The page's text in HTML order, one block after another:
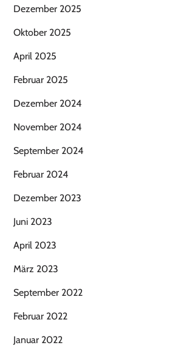
Dezember 2025
Oktober 2025
April 2025
Februar 2025
Dezember 2024
November 2024
September 2024
Februar 2024
Dezember 2023
Juni 2023
April 2023
März 2023
September 2022
Februar 2022
Januar 2022